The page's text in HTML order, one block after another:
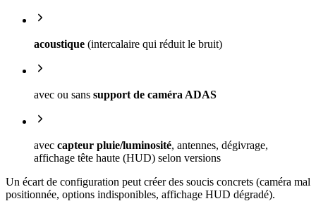
acoustique (intercalaire qui réduit le bruit)
avec ou sans support de caméra ADAS
avec capteur pluie/luminosité, antennes, dégivrage,
affichage tête haute (HUD) selon versions
Un écart de configuration peut créer des soucis concrets (caméra mal
positionnée, options indisponibles, affichage HUD dégradé).